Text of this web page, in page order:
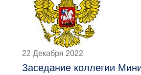
22 Декабря 2022
Заседание коллегии